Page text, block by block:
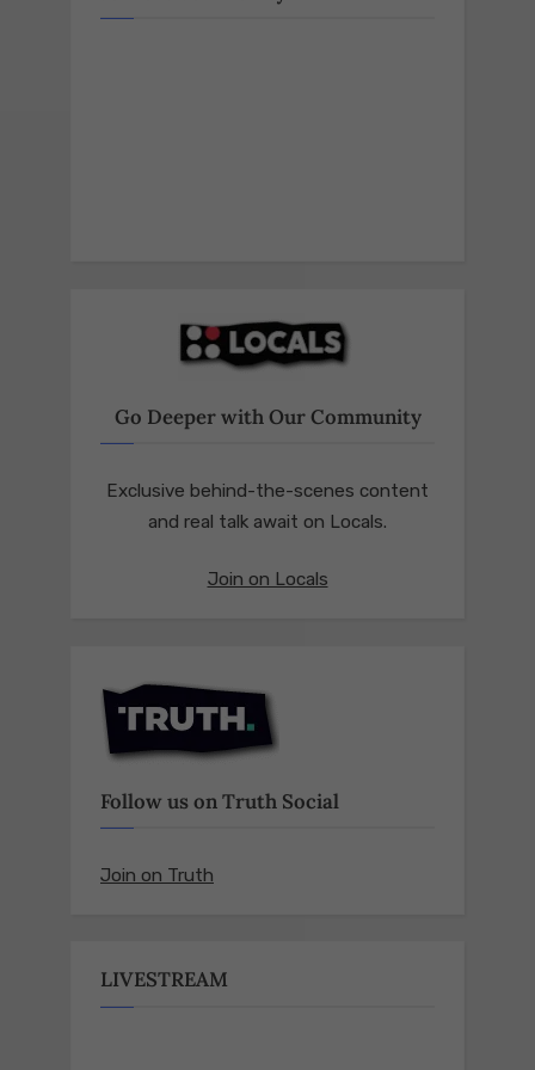
Go Deeper with Our Community
Exclusive behind-the-scenes content
and real talk await on Locals.
Join on Locals
Follow us on Truth Social
Join on Truth
LIVESTREAM